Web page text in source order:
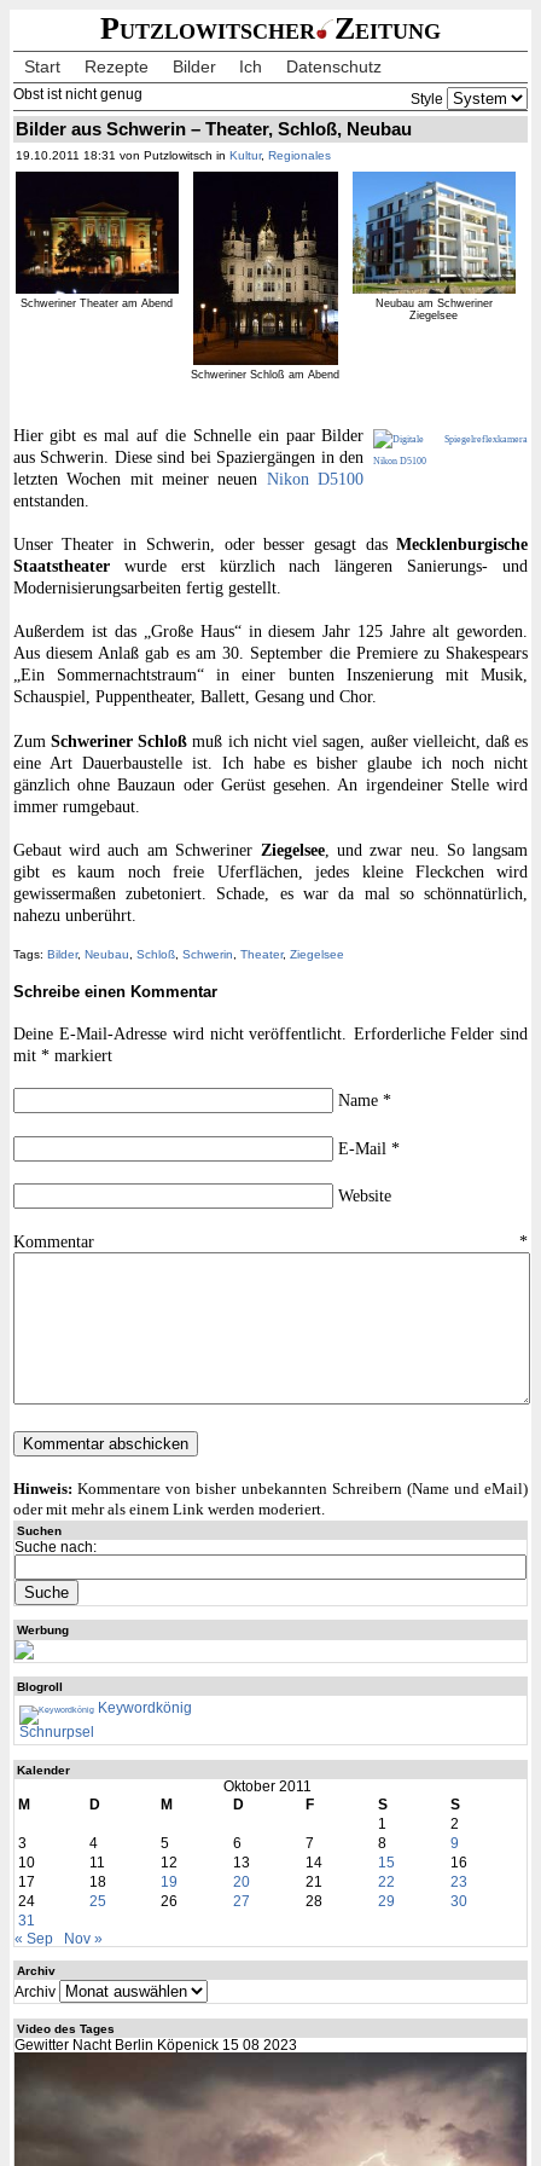
Putzlowitscher Zeitung
Start Rezepte Bilder Ich Datenschutz
Obst ist nicht genug Style
Bilder aus Schwerin – Theater, Schloß, Neubau
19.10.2011 18:31 von Putzlowitsch in Kultur, Regionales
Schweriner Theater am Abend
Schweriner Schloß am Abend
Neubau am Schweriner
Ziegelsee
Hier gibt es mal auf die Schnelle ein paar Bilder
aus Schwerin. Diese sind bei Spaziergängen in den
letzten Wochen mit meiner neuen Nikon D5100
entstanden.
Unser Theater in Schwerin, oder besser gesagt dasMecklenburgische
Staatstheaterwurde erst kürzlich nach längeren Sanierungs- und
Modernisierungsarbeiten fertig gestellt.
Außerdem ist das „Große Haus“ in diesem Jahr 125 Jahre alt geworden.
Aus diesem Anlaß gab es am 30. September die Premiere zu Shakespears
„Ein Sommernachtstraum“ in einer bunten Inszenierung mit Musik,
Schauspiel, Puppentheater, Ballett, Gesang und Chor.
Zum Schweriner Schloß muß ich nicht viel sagen, außer vielleicht, daß es
eine Art Dauerbaustelle ist. Ich habe es bisher glaube ich noch nicht
gänzlich ohne Bauzaun oder Gerüst gesehen. An irgendeiner Stelle wird
immer rumgebaut.
Gebaut wird auch am Schweriner Ziegelsee, und zwar neu. So langsam
gibt es kaum noch freie Uferflächen, jedes kleine Fleckchen wird
gewissermaßen zubetoniert. Schade, es war da mal so schönnatürlich,
nahezu unberührt.
Tags: Bilder, Neubau Schloß, Schwerin Theater, Ziegelsee
Schreibe einen Kommentar
Deine E-Mail-Adresse wird nicht veröffentlicht.
Erforderliche Felder sind
mit *markiert
Name *
E-Mail *
Website
Kommentar*
Hinweis: Kommentare von bisher unbekannten Schreibern (Name und eMail)
oder mit mehr als einem Link werden moderiert.
Suchen
Suche nach:
Werbung
Blogroll
Keywordkönig
Schnurpsel
Kalender
Oktober 2011
M
D M D F S
S
1
2
3
4 5 6 7 8
9
10
11 12 13 14 15
16
17
18 19 20 21 22
23
24
25 26 27 28 29
30
31
« Sep
Nov »
Archiv
Archiv
Video des Tages
Gewitter Nacht Berlin Köpenick 15 08 2023